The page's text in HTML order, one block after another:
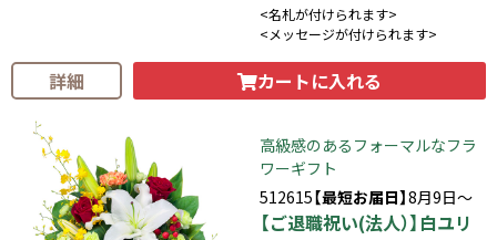
<名札が付けられます>
<メッセージが付けられます>
詳細 カートに入れる
高級感のあるフォーマルなフラ
ワーギフト
512615【最短お届日】8月9日～
【ご退職祝い(法人）】白ユリ